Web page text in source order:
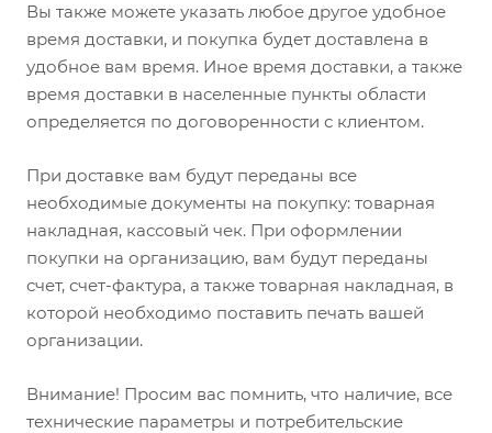
Вы также можете указать любое другое удобное
время доставки, и покупка будет доставлена в
удобное вам время. Иное время доставки, а также
время доставки в населенные пункты области
определяется по договоренности с клиентом.
При доставке вам будут переданы все
необходимые документы на покупку: товарная
накладная, кассовый чек. При оформлении
покупки на организацию, вам будут переданы
счет, счет-фактура, а также товарная накладная, в
которой необходимо поставить печать вашей
организации.
Внимание! Просим вас помнить, что наличие, все
технические параметры и потребительские